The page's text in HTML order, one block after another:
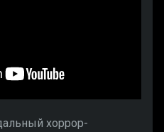
хоррор-